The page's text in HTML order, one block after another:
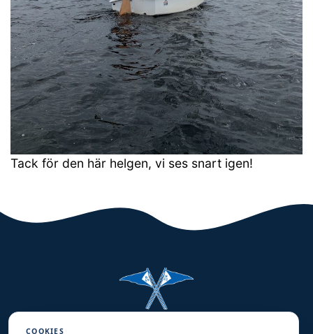
Tack för den här helgen, vi ses snart igen!
COOKIES